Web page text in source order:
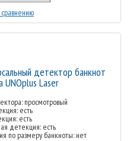
детектор банкнот
UNOplus Laser
просмотровый
есть
есть
детекция: есть
по размеру банкноты: нет